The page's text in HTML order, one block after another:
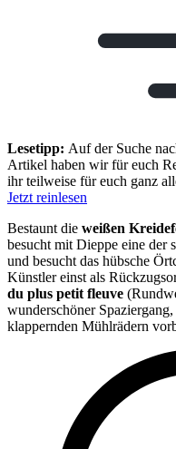
Lesetipp: Auf der Suche
Artikel haben wir für euch
ihr teilweise für euch ganz
Jetzt reinlesen
Bestaunt die weißen
besucht mit Dieppe eine der
und besucht das hübsche
Künstler einst als
du plus petit fleuve
wunderschöner
klappernden Mühlrädern